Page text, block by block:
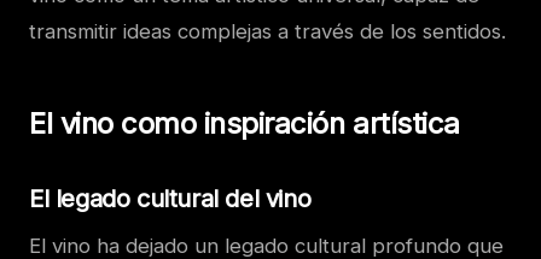
transmitir ideas complejas a través de los sentidos.
El vino como inspiración artística
El legado cultural del vino
El vino ha dejado un legado cultural profundo que